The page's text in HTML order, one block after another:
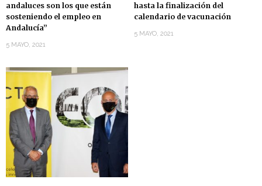
andaluces son los que están
sosteniendo el empleo en
Andalucía”
5 MAYO, 2021
hasta la finalización del
calendario de vacunación
5 MAYO, 2021